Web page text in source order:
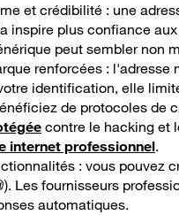
et crédibilité : une
inspire plus confiance
peut sembler non
renforcées :
identification, elle
de protocoles de
contre le hacking et
internet professionnel.
: vous pouvez
Les fournisseurs
automatiques.